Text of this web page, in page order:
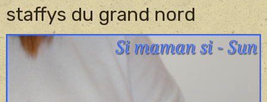
staffys du grand nord